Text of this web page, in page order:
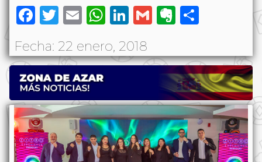
Facebook
Twitter
EmailWhatsApp
LinkedIn
GmailEvernote
Fecha: 22 enero, 2018